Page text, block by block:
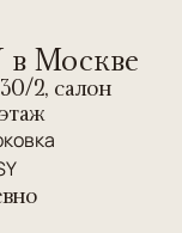
Москве
2, салон